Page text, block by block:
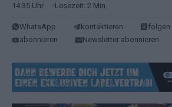
14:35 Uhr
· Lesezeit: 2 Min.
WhatsApp kontaktieren folgen
abonnieren
Newsletter abonnieren